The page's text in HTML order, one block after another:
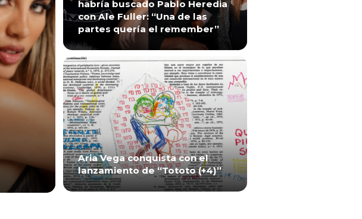
habría buscado Pablo Heredia
con Ale Fuller: “Una de las
partes quería el remember”
Aria Vega conquista con el
lanzamiento de “Tototo (+4)”